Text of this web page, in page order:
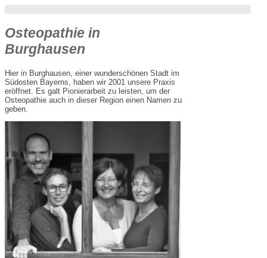
Osteopathie in
Burghausen
Hier in Burghausen, einer wunderschönen Stadt im
Südosten Bayerns, haben wir 2001 unsere Praxis
eröffnet. Es galt Pionierarbeit zu leisten, um der
Osteopathie auch in dieser Region einen Namen zu
geben.